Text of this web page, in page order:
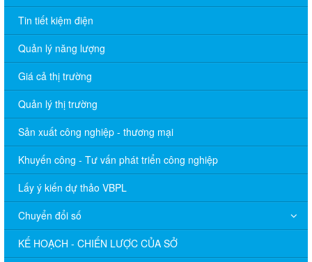
Tin tiết kiệm điện
Quản lý năng lượng
Giá cả thị trường
Quản lý thị trường
Sản xuất công nghiệp - thương mại
Khuyến công - Tư vấn phát triển công nghiệp
Lấy ý kiến dự thảo VBPL
Chuyển đổi số
KẾ HOẠCH - CHIẾN LƯỢC CỦA SỞ